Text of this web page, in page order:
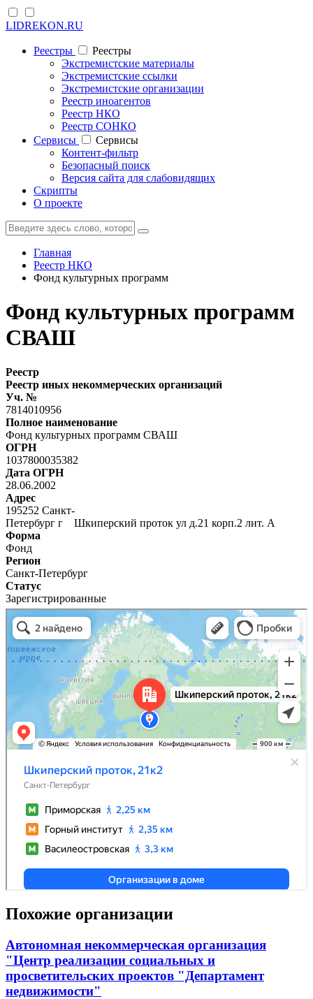
LIDREKON.RU
Реестры
Реестры
Экстремистские материалы
Экстремистские ссылки
Экстремистские организации
Реестр иноагентов
Реестр НКО
Реестр СОНКО
Cервисы
Cервисы
Контент-фильтр
Безопасный поиск
Версия сайта для слабовидящих
Скрипты
О проекте
Главная
Реестр НКО
Фонд культурных программ
Фонд культурных программ
СВАШ
Реестр
Реестр иных некоммерческих организаций
Уч. №
7814010956
Полное наименование
Фонд культурных программ СВАШ
ОГРН
1037800035382
Дата ОГРН
28.06.2002
Адрес
195252 Санкт-
Петербург г Шкиперский проток ул д.21 корп.2 лит. А
Форма
Фонд
Регион
Санкт-Петербург
Статус
Зарегистрированные
Похожие организации
Автономная некоммерческая организация
"Центр реализации социальных и
просветительских проектов "Департамент
недвижимости"